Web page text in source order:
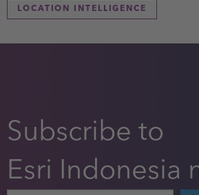
LOCATION INTELLIGENCE
Subscribe to
Esri Indonesia